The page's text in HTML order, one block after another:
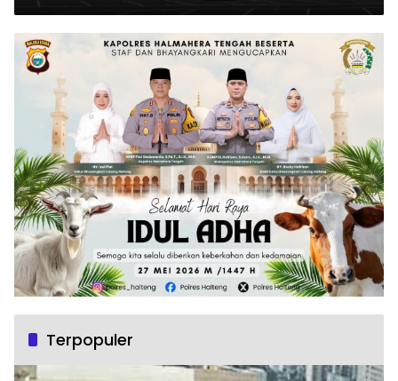
Terpopuler